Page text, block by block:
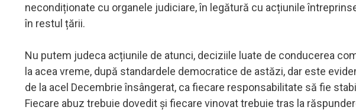
necondiționate cu organele judiciare, în legătură cu acțiunile
în restul țării.
Nu putem judeca acțiunile de atunci, deciziile luate de conducerea
la acea vreme, după standardele democratice de astăzi, dar este
de la acel Decembrie însângerat, ca fiecare responsabilitate să fie
Fiecare abuz trebuie dovedit și fiecare vinovat trebuie tras la